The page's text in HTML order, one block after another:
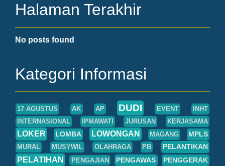
Halaman Terakhir
No posts found
Kategori Informasi
17 AGUSTUS AK AP DUDI EVENT
INHT
INTERNASIONAL
IPMAWATI JURUSAN KERJASAMA
LOKER LOMBA LOWONGAN MAGANG MPLS
MURAL MUSYWIL OLAHRAGA PB PELANTIKAN
PELATIHAN PENGAJIAN PENGAWAS PENGGERAK